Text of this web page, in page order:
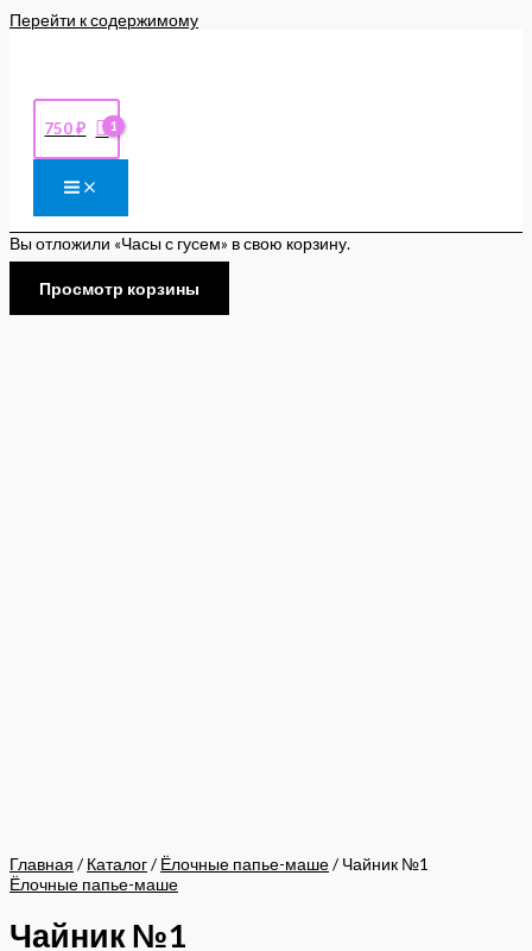
Перейти к содержимому
750₽
Вы отложили «Часы с гусем» в свою корзину.
Просмотр корзины
Главная / Каталог/ Ёлочные папье-маше/ Чайник №1
Ёлочные папье-маше
Чайник №1